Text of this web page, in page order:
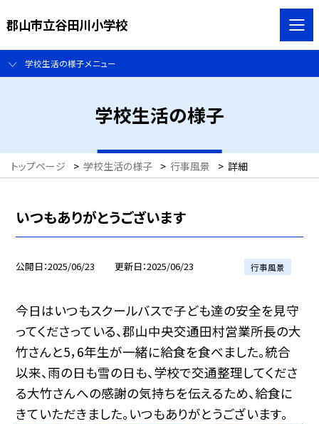
郡山市立谷田川小学校
学校生活の様子メニュー
学校生活の様子
トップページ > 学校生活の様子 > 行事風景 > 詳細
いつもありがとうございます
公開日 2025/06/23 更新日 2025/06/23 行事風景
今日はいつもスクールバスで子ども達の安全を見守
ってくださっている、郡山中央交通田村営業所長の大
竹さんと5，6年生が一緒に給食を食べました。統合
以来、雨の日も雪の日も、学校で交通整理してくださ
る大竹さんへの感謝の気持ちを伝えるため、給食に
きていただきました。いつもありがとうございます。